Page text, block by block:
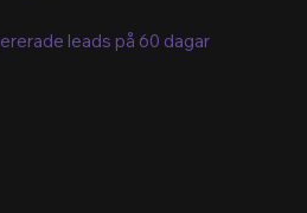
leads på 60 dagar